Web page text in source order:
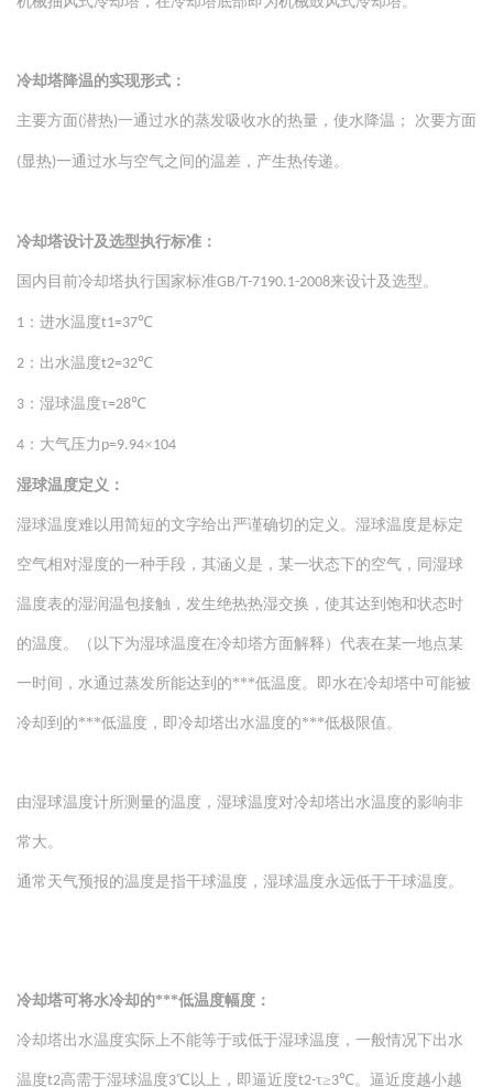
×1.2×1.25×861/5000（m3/h） 冷却水量=主机冷凝器热负荷
（m3/h）×1.2（m3/h） 冷却水量=主机制冷量（冷吨）
×0.8（m3/h） 冷却水量=主机蒸发器热负荷（kcal/h）
冷凝器负荷系数。 举例：溴化锂主机每100万大卡的制冷量在： 工
况①：37.5/32/28，（冷却水流量：300~330m3/h）配350-400的塔;
工况②：37/30/28，（冷却水流量：248m3/h）配450的塔。
冷却塔降温的实现形式：
主要方面(潜热)一通过水的蒸发吸收水的热量，使水降温； 次要方面
( 显热)一通过水与空气之间的温差，产生热传递。
冷却塔设计及选型执行标准：
国内目前冷却塔执行国家标准GB/T-7190.1-2008来设计及选型。
1 ：进水温度t1=37℃
2 ：出水温度t2=32℃
3 ：湿球温度τ=28℃
4 ：大气压力 p=9.94×104
湿球温度定义：
湿球温度难以用简短的文字给出严谨确切的定义。湿球温度是标定
空气相对湿度的一种手段，其涵义是，某一状态下的空气，同湿球
温度表的湿润温包接触，发生绝热热湿交换，使其达到饱和状态时
的温度。（以下为湿球温度在冷却塔方面解释）代表在某一地点某
一时间，水通过蒸发所能达到的***低温度。即水在冷却塔中可能被
冷却到的***低温度，即冷却塔出水温度的***低极限值。
由湿球温度计所测量的温度，湿球温度对冷却塔出水温度的影响非
常大。
通常天气预报的温度是指干球温度，湿球温度永远低于干球温度。
冷却塔可将水冷却的***低温度幅度：
冷却塔出水温度实际上不能等于或低于湿球温度，一般情况下出水
温度t2高需于湿球温度3℃以上，即逼近度t2-τ≥3℃。逼近度越小越